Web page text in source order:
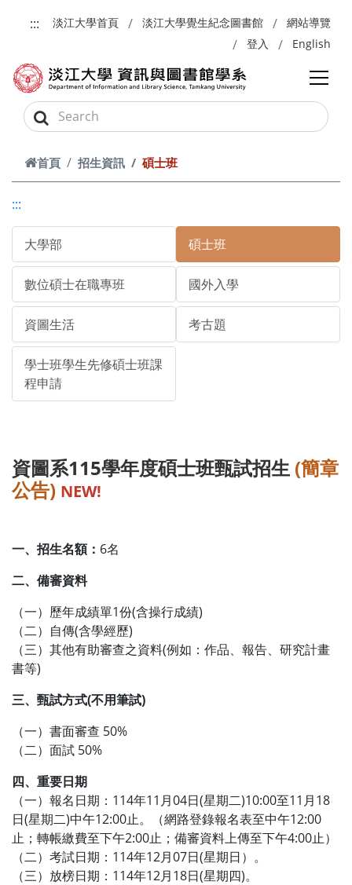
:::
淡江大學首頁 淡江大學覺生紀念圖書館
網站導覽
登入
English
首頁 招生資訊 碩士班
:::
大學部 碩士班
數位碩士在職專班 國外入學
資圖生活 考古題
學士班學生先修碩士班課
程申請
資圖系115學年度碩士班甄試招生 (簡章
公告) NEW!
一、招生名額： 6名
二、備審資料
（一）歷年成績單1份(含操行成績)
（二）自傳(含學經歷)
（三）其他有助審查之資料(例如：作品、報告、研究計畫
書等)
三、甄試方式(不用筆試)
（一）書面審查 50%
（二）面試 50%
四、重要日期
（一）報名日期：114年11月04日(星期二)10:00至11月18
日(星期二)中午12:00止。（網路登錄報名表至中午12:00
止；轉帳繳費至下午2:00止；備審資料上傳至下午4:00止）
（二）考試日期：114年12月07日(星期日）。
（三）放榜日期：114年12月18日(星期四)。